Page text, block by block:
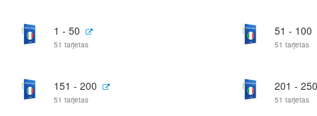
1 - 50
51 tarjetas
51 - 100
51 tarjetas
151 - 200
51 tarjetas
201 - 250
51 tarjetas